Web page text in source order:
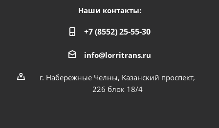
Наши контакты:
+7 (8552) 25-55-30
info@lorritrans.ru
г. Набережные Челны, Казанский проспект,
226 блок 18/4